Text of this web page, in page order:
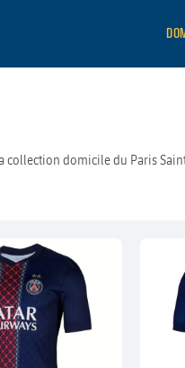
collection domicile du Paris